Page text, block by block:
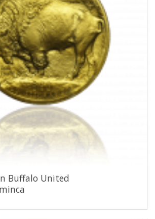
Buffalo United